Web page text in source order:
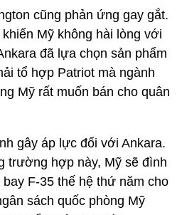
cũng phản ứng gay gắt.
Mỹ không hài lòng với
đã lựa chọn sản phẩm
tổ hợp Patriot mà ngành
Mỹ rất muốn bán cho quân
gây áp lực đối với Ankara.
trường hợp này, Mỹ sẽ đình
F-35 thế hệ thứ năm cho
sách quốc phòng Mỹ